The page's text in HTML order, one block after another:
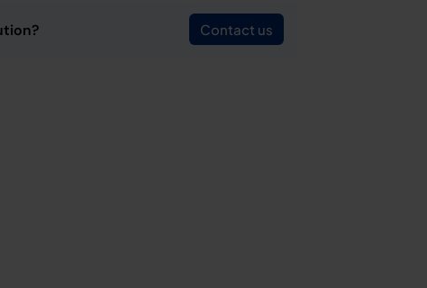
Contact us